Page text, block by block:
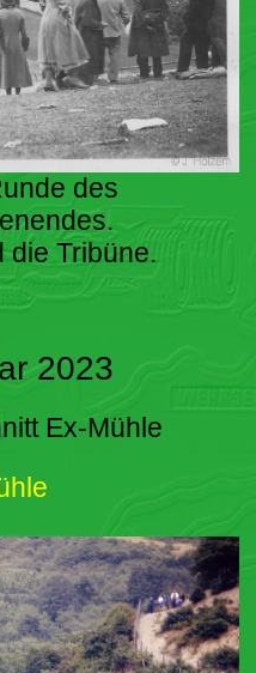
des
die Tribüne.
2023
Ex-Mühle